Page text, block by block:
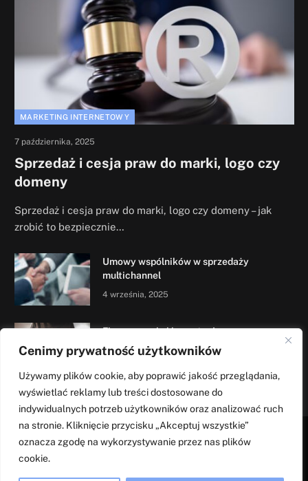
Cenimy prywatność użytkowników
Używamy plików cookie, aby poprawić jakość przeglądania,
wyświetlać reklamy lub treści dostosowane do
indywidualnych potrzeb użytkowników oraz analizować ruch
na stronie. Kliknięcie przycisku „Akceptuj wszystkie”
oznacza zgodę na wykorzystywanie przez nas plików
cookie.
MARKETING INTERNETOWY
7 października, 2025
Sprzedaż i cesja praw do marki, logo czy
domeny
Sprzedaż i cesja praw do marki, logo czy domeny – jak
zrobić to bezpiecznie…
Umowy wspólników w sprzedaży
multichannel
4 września, 2025
Finansowanie i inwestycje w e-commerce
– udział notariusza
STRONA GŁÓWNA